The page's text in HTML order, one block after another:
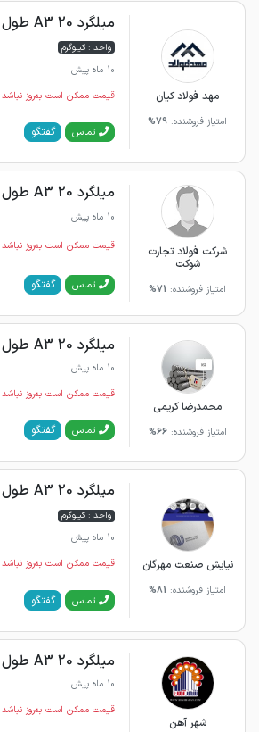
مهد فولاد کیان
امتیاز فروشنده: 79%
میلگرد 20 A3 طول 12 راد همدان
واحد : کیلوگرم
10 ماه پیش
قیمت ممکن است به‌روز نباشد
تماس گفتگو
شرکت فولاد تجارت
شوکت
امتیاز فروشنده: 71%
میلگرد 20 A3 طول 12 راد همدان
10 ماه پیش
قیمت ممکن است به‌روز نباشد
تماس گفتگو
محمدرضا کریمی
امتیاز فروشنده:66%
میلگرد 20 A3 طول 12 راد همدان
10 ماه پیش
قیمت ممکن است به‌روز نباشد
تماس گفتگو
نیایش صنعت مهرگان
امتیاز فروشنده: 81%
میلگرد 20 A3 طول 12 راد همدان
واحد : کیلوگرم
10 ماه پیش
قیمت ممکن است به‌روز نباشد
تماس گفتگو
شهر آهن
میلگرد 20 A3 طول 12 راد همدان
10 ماه پیش
قیمت ممکن است به‌روز نباشد